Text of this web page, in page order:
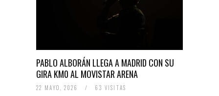
PABLO ALBORÁN LLEGA A MADRID CON SU
GIRA KM0 AL MOVISTAR ARENA
22 MAYO, 2026 / 63 VISITAS